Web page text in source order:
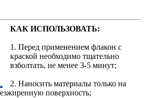
КАК ИСПОЛЬЗОВАТЬ:
1. Перед применением флакон с
краской необходимо тщательно
взболтать, не менее 3-5 минут;
2. Наносить материалы только на
поверхность;